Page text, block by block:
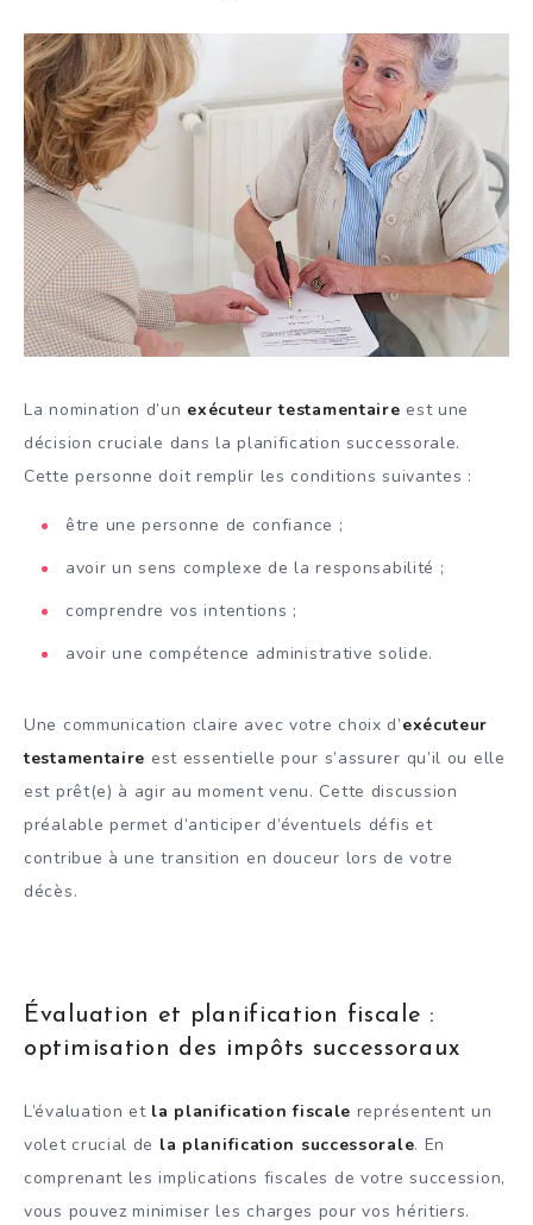
La nomination d’un exécuteur testamentaire est une
décision cruciale dans la planification successorale.
Cette personne doit remplir les conditions suivantes :
être une personne de confiance ;
avoir un sens complexe de la responsabilité ;
comprendre vos intentions ;
avoir une compétence administrative solide.
Une communication claire avec votre choix d’exécuteur
testamentaire est essentielle pour s’assurer qu’il ou elle
est prêt(e) à agir au moment venu. Cette discussion
préalable permet d’anticiper d’éventuels défis et
contribue à une transition en douceur lors de votre
décès.
Évaluation et planification fiscale :
optimisation des impôts successoraux
L’évaluation et la planification fiscale représentent un
volet crucial de la planification successorale. En
comprenant les implications fiscales de votre succession,
vous pouvez minimiser les charges pour vos héritiers.